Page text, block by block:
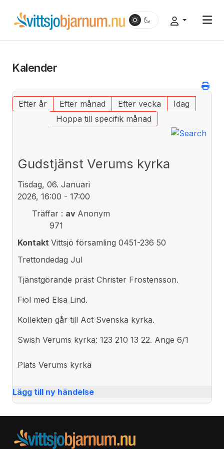
Kalender
Efter år Efter månad Efter vecka
Idag
Hoppa till specifik månad
Gudstjänst Verums kyrka
Tisdag, 06. Januari
2026, 16:00 - 17:00
Träffar:
971
av Anonym
Kontakt Vittsjö församling 0451-236 50
Trettondedag Jul
Tjänstgörande präst Christer Frostensson.
Fiol med Elsa Lind.
Kollekten går till Act Svenska kyrka.
Swish Verums kyrka: 123 210 13 22. Ange 6/1
Plats Verums kyrka
Lägg till ny händelse